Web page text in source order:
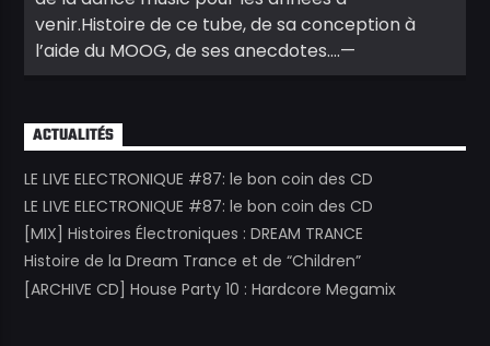
venir.Histoire de ce tube, de sa conception à
l’aide du MOOG, de ses anecdotes….—
ACTUALITÉS
LE LIVE ELECTRONIQUE #87: le bon coin des CD
LE LIVE ELECTRONIQUE #87: le bon coin des CD
[MIX] Histoires Électroniques : DREAM TRANCE
Histoire de la Dream Trance et de “Children”
[ARCHIVE CD] House Party 10 : Hardcore Megamix